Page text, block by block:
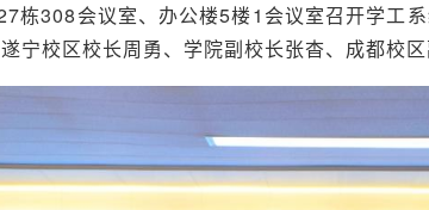
栋308会议室、办公楼5楼1会议室召开学工
宁校区校长周勇、学院副校长张杳、成都校